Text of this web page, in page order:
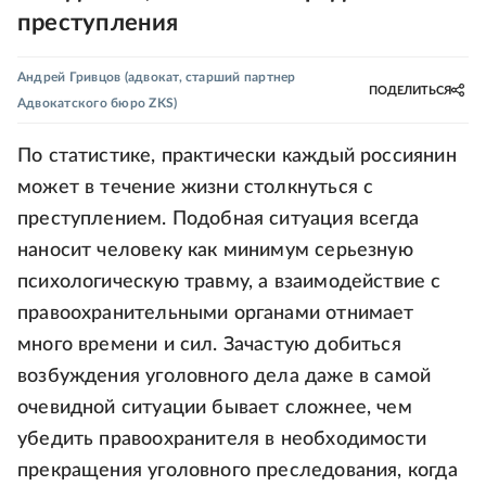
преступления
Андрей Гривцов (адвокат, старший партнер
Адвокатского бюро ZKS)
ПОДЕЛИТЬСЯ
По статистике, практически каждый россиянин
может в течение жизни столкнуться с
преступлением. Подобная ситуация всегда
наносит человеку как минимум серьезную
психологическую травму, а взаимодействие с
правоохранительными органами отнимает
много времени и сил. Зачастую добиться
возбуждения уголовного дела даже в самой
очевидной ситуации бывает сложнее, чем
убедить правоохранителя в необходимости
прекращения уголовного преследования, когда